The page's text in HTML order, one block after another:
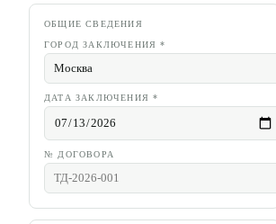
ОБЩИЕ СВЕДЕНИЯ
ГОРОД ЗАКЛЮЧЕНИЯ *
ДАТА ЗАКЛЮЧЕНИЯ *
№ ДОГОВОРА